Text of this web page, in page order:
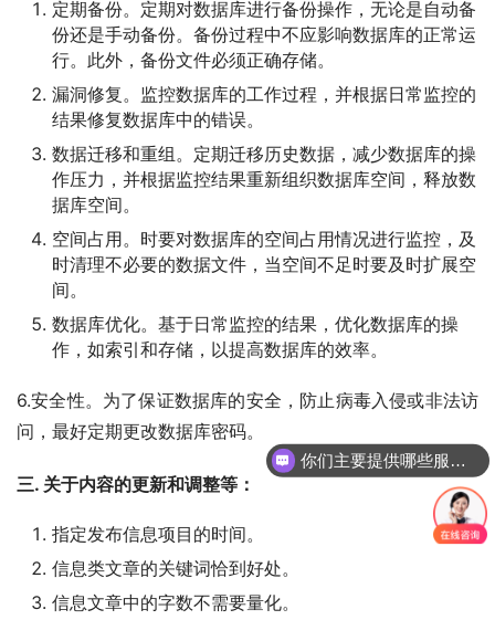
定期备份。定期对数据库进行备份操作，无论是自动备
份还是手动备份。备份过程中不应影响数据库的正常运
行。此外，备份文件必须正确存储。
漏洞修复。监控数据库的工作过程，并根据日常监控的
结果修复数据库中的错误。
数据迁移和重组。定期迁移历史数据，减少数据库的操
作压力，并根据监控结果重新组织数据库空间，释放数
据库空间。
空间占用。时要对数据库的空间占用情况进行监控，及
时清理不必要的数据文件，当空间不足时要及时扩展空
间。
数据库优化。基于日常监控的结果，优化数据库的操
作，如索引和存储，以提高数据库的效率。
6.安全性。为了保证数据库的安全，防止病毒入侵或非法访
问，最好定期更改数据库密码。
三. 关于内容的更新和调整等：
指定发布信息项目的时间。
信息类文章的关键词恰到好处。
信息文章中的字数不需要量化。
你们主要提供哪些服务？可以根据需求定制吗？